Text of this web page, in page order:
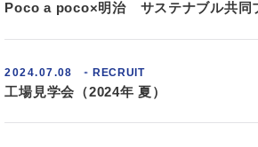
Poco a poco×明治 サステナブル共同
2024.07.08 RECRUIT
工場見学会（2024年 夏）